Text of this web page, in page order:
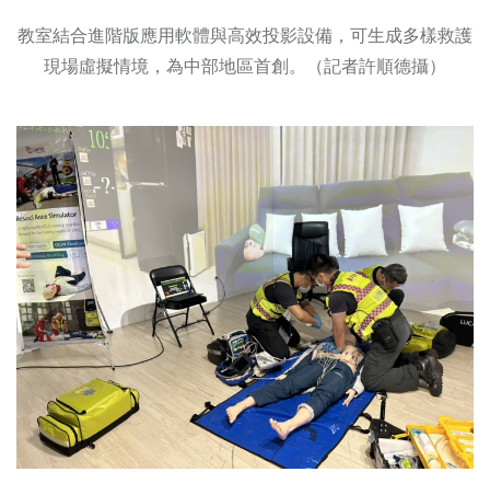
教室結合進階版應用軟體與高效投影設備，可生成多樣救護
現場虛擬情境，為中部地區首創。（記者許順德攝）